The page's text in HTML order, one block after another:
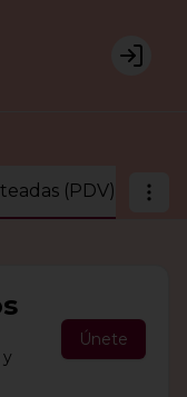
Login
(PDV)
Únete